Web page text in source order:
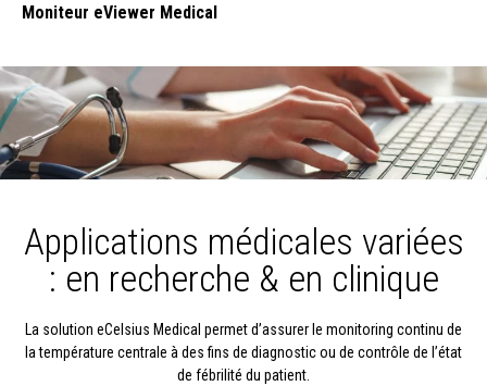
Moniteur eViewer Medical
Applications médicales variées
: en recherche & en clinique
La solution eCelsius Medical permet d’assurer le monitoring continu de
la température centrale à des fins de diagnostic ou de contrôle de l’état
de fébrilité du patient.